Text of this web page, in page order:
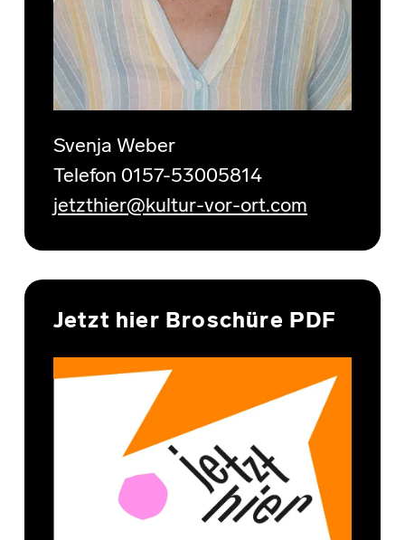
Svenja Weber
Telefon 0157-53005814
jetzthier@kultur-vor-ort.com
Jetzt hier Broschüre PDF